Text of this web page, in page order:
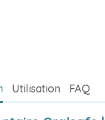
Utilisation FAQ